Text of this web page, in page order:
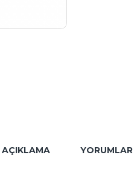
AÇIKLAMA YORUMLAR